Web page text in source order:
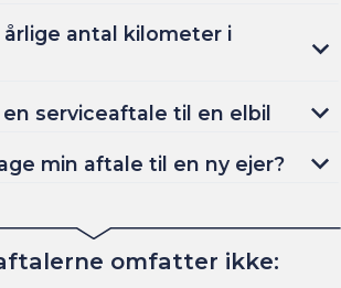
antal kilometer i
serviceaftale til en elbil
min aftale til en ny ejer?
omfatter ikke: